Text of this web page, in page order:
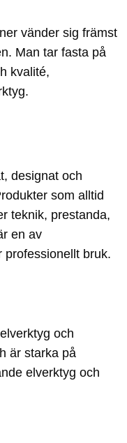
vänder sig främst
Man tar fasta på
kvalité,
designat och
som alltid
teknik, prestanda,
en av
professionellt bruk.
och
är starka på
elverktyg och